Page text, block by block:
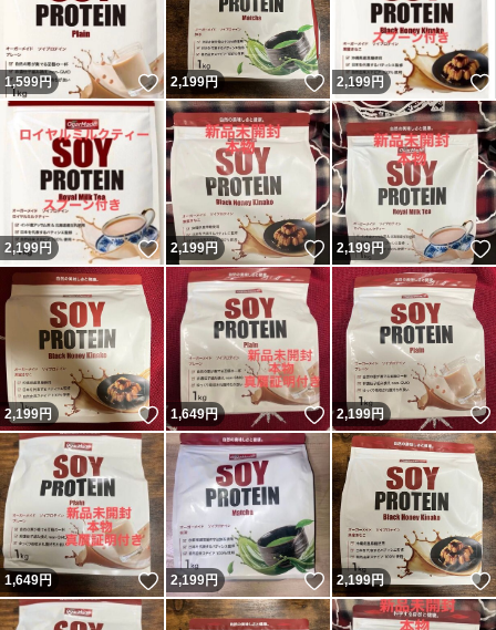
1,599円 いいね！
2,199円 いいね！
2,199円
2,199円 いいね！
2,199円 いいね！
2,199円
2,199円 いいね！
1,649円 いいね！
2,199円
1,649円 いいね！
2,199円 いいね！
2,199円